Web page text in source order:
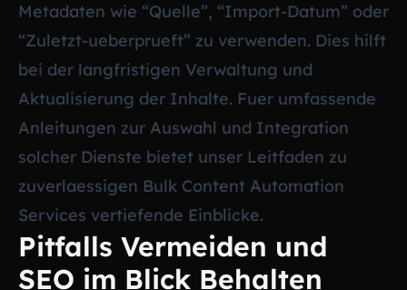
Metadaten wie “Quelle”, “Import-Datum” oder
“Zuletzt-ueberprueft” zu verwenden. Dies hilft
bei der langfristigen Verwaltung und
Aktualisierung der Inhalte. Fuer umfassende
Anleitungen zur Auswahl und Integration
solcher Dienste bietet unser Leitfaden zu
zuverlaessigen Bulk Content Automation
Services vertiefende Einblicke.
Pitfalls Vermeiden und
SEO im Blick Behalten